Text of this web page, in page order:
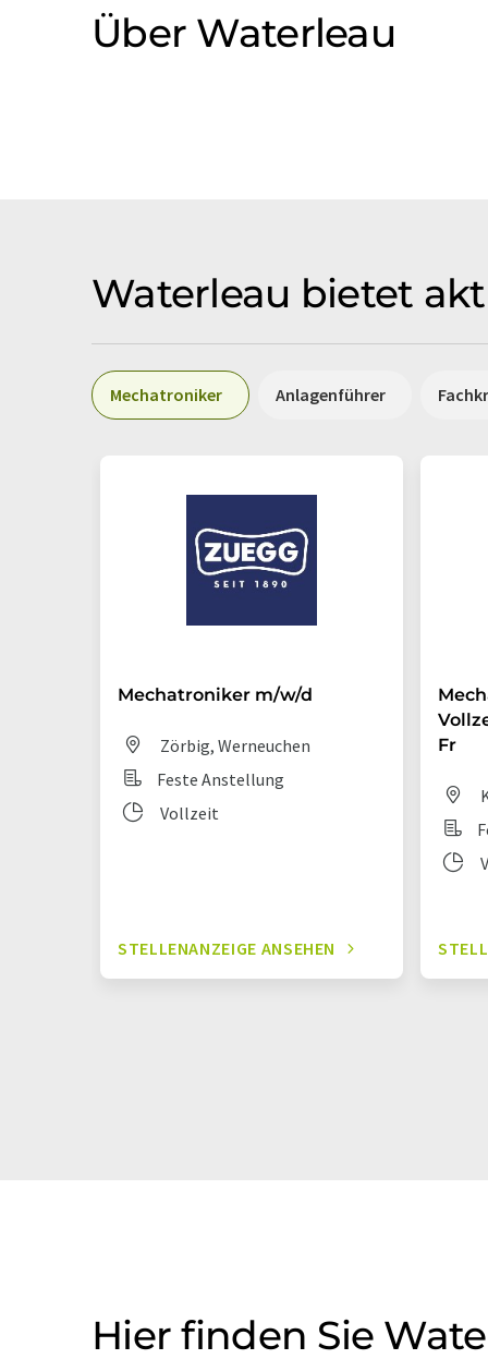
Über Waterleau
Waterleau bietet
Mechatroniker Anlagenführer
Mechatroniker m/w/d
Zörbig, Werneuchen
Feste Anstellung
Vollzeit
STELLENANZEIGE ANSEHEN
Fr
Hier finden Sie